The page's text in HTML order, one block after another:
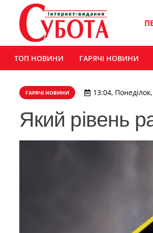
ТОП НОВИНИ ГАРЯЧІ НОВИНИ
ГАРЯЧІ НОВИНИ 13:04,
Який рівень